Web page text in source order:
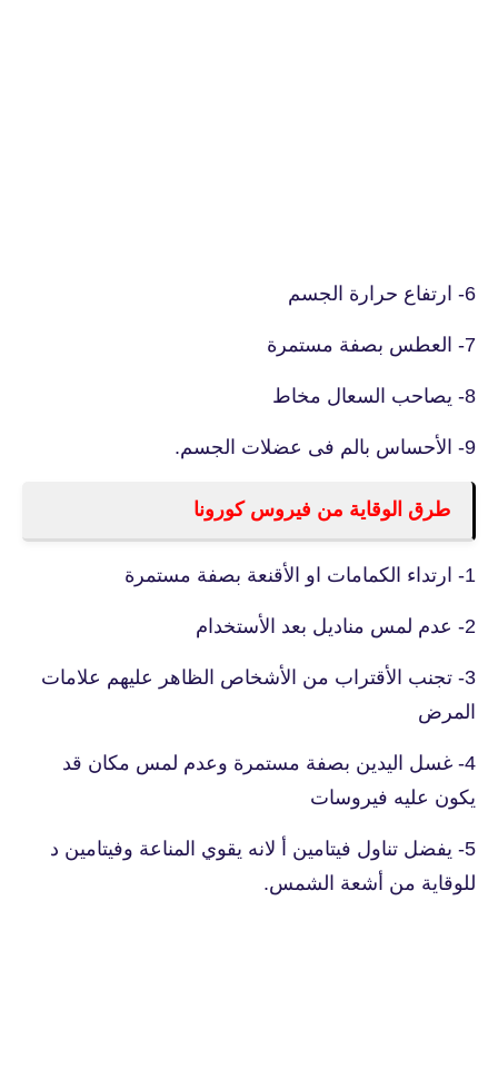
6- ارتفاع حرارة الجسم
7- العطس بصفة مستمرة
8- يصاحب السعال مخاط
9- الأحساس بالم فى عضلات الجسم.
طرق الوقاية من فيروس كورونا
1- ارتداء الكمامات او الأقنعة بصفة مستمرة
2- عدم لمس مناديل بعد الأستخدام
3- تجنب الأقتراب من الأشخاص الظاهر عليهم علامات
المرض
4- غسل اليدين بصفة مستمرة وعدم لمس مكان قد
يكون عليه فيروسات
5- يفضل تناول فيتامين أ لانه يقوي المناعة وفيتامين د
للوقاية من أشعة الشمس.